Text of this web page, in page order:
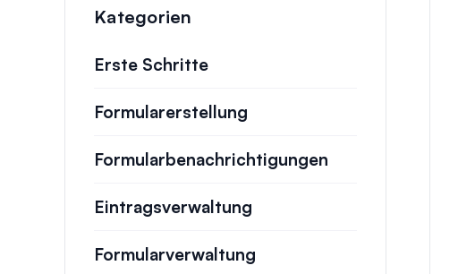
Kategorien
Erste Schritte
Formularerstellung
Formularbenachrichtigungen
Eintragsverwaltung
Formularverwaltung